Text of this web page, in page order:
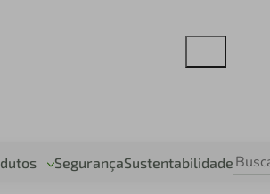
SegurançaSustentabilidade